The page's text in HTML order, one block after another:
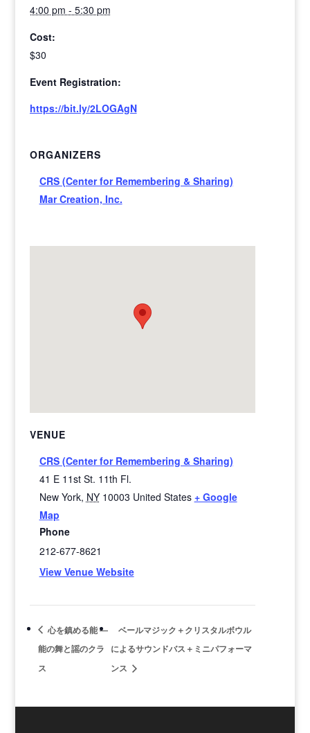
4:00 pm - 5:30 pm
Cost:
$30
Event Registration:
https://bit.ly/2LOGAgN
ORGANIZERS
CRS (Center for Remembering & Sharing)
Mar Creation, Inc.
VENUE
CRS (Center for Remembering & Sharing)
41 E 11st St. 11th Fl.
New York, NY 10003 United States + Google
Map
Phone
212-677-8621
View Venue Website
心を鎮める能 ―
能の舞と謡のクラ
ス
ベールマジック＋クリスタルボウル
によるサウンドバス＋ミニパフォーマ
ンス